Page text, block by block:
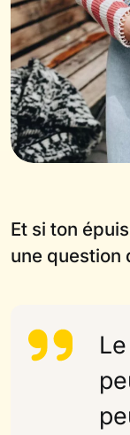
Et si ton
une question